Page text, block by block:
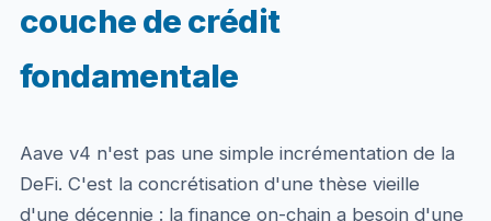
couche de crédit
fondamentale
Aave v4 n'est pas une simple incrémentation de la
DeFi. C'est la concrétisation d'une thèse vieille
d'une décennie : la finance on-chain a besoin d'une